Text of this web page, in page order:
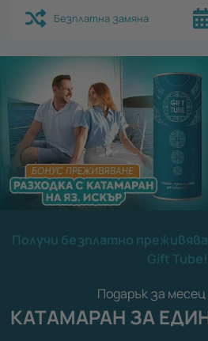
Безплатна замяна
Получи безплатно
Gift Tube!
Подарък за
КАТАМАРАН ЗА